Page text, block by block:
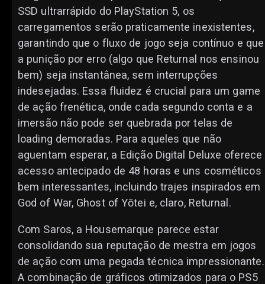
SSD ultrarrápido do PlayStation 5, os
carregamentos serão praticamente inexistentes,
garantindo que o fluxo de jogo seja contínuo e que
a punição por erro (algo que Returnal nos ensinou
bem) seja instantânea, sem interrupções
indesejadas. Essa fluidez é crucial para um game
de ação frenética, onde cada segundo conta e a
imersão não pode ser quebrada por telas de
loading demoradas. Para aqueles que não
aguentam esperar, a Edição Digital Deluxe oferece
acesso antecipado de 48 horas e uns cosméticos
bem interessantes, incluindo trajes inspirados em
God of War, Ghost of Yōtei e, claro, Returnal.
Com Saros, a Housemarque parece estar
consolidando sua reputação de mestra em jogos
de ação com uma pegada técnica impressionante.
A combinação de gráficos otimizados para o PS5